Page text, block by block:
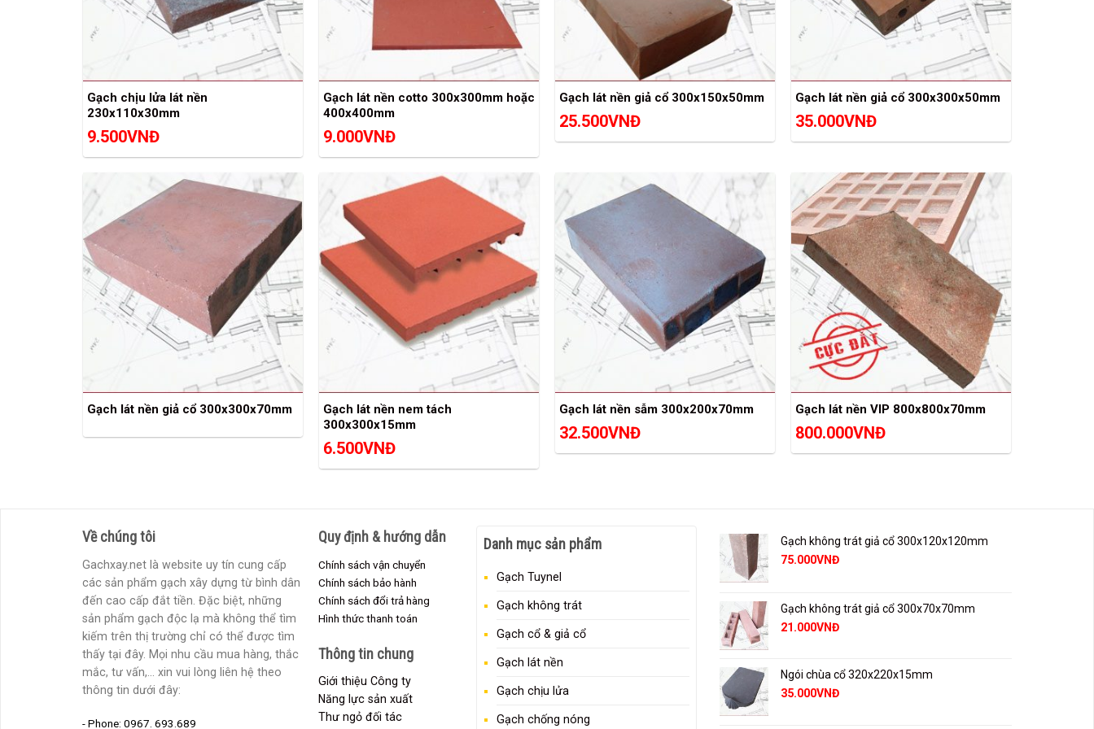
Gạch chịu lửa lát nền
230x110x30mm
9.500VNĐ
Gạch lát nền cotto 300x300mm hoặc
400x400mm
9.000VNĐ
Gạch lát nền giả cổ 300x150x50mm
25.500VNĐ
Gạch lát nền giả cổ 300x300x50mm
35.000VNĐ
Gạch lát nền giả cổ 300x300x70mm
Gạch lát nền nem tách
300x300x15mm
6.500VNĐ
Gạch lát nền sẫm 300x200x70mm
32.500VNĐ
Gạch lát nền VIP 800x800x70mm
800.000VNĐ
Về chúng tôi
Gachxay.net là website uy tín cung cấp
các sản phẩm gạch xây dựng từ bình dân
đến cao cấp đắt tiền. Đặc biệt, những
sản phẩm gạch độc lạ mà không thể tìm
kiếm trên thị trường chỉ có thể được tìm
thấy tại đây. Mọi nhu cầu mua hàng, thắc
mắc, tư vấn,... xin vui lòng liên hệ theo
thông tin dưới đây:
- Phone: 0967. 693.689
Quy định & hướng dẫn
Chính sách vận chuyển
Chính sách bảo hành
Chính sách đổi trả hàng
Hình thức thanh toán
Thông tin chung
Giới thiệu Công ty
Năng lực sản xuất
Thư ngỏ đối tác
Danh mục sản phẩm
Gạch Tuynel
Gạch không trát
Gạch cổ & giả cổ
Gạch lát nền
Gạch chịu lửa
Gạch chống nóng
Gạch không trát giả cổ 300x120x120mm
75.000VNĐ
Gạch không trát giả cổ 300x70x70mm
21.000VNĐ
Ngói chùa cổ 320x220x15mm
35.000VNĐ